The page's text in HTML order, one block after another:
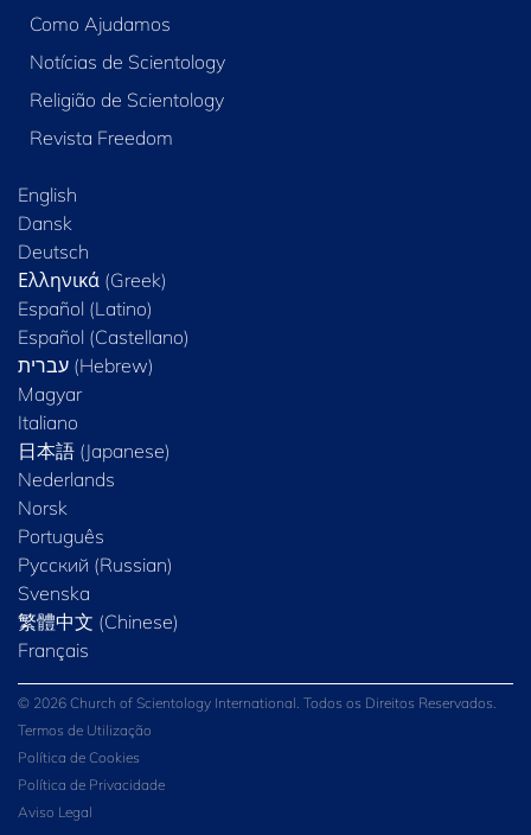
Como Ajudamos
Notícias de Scientology
Religião de Scientology
Revista Freedom
English
Dansk
Deutsch
Ελληνικά (Greek)
Español (Latino)
Español (Castellano)
Magyar
Italiano
日本語 (Japanese)
Nederlands
Norsk
Português
Русский (Russian)
Svenska
繁體中文 (Chinese)
Français
© 2026 Church of Scientology International. Todos os Direitos Reservados.
Termos de Utilização
Política de Cookies
Política de Privacidade
Aviso Legal